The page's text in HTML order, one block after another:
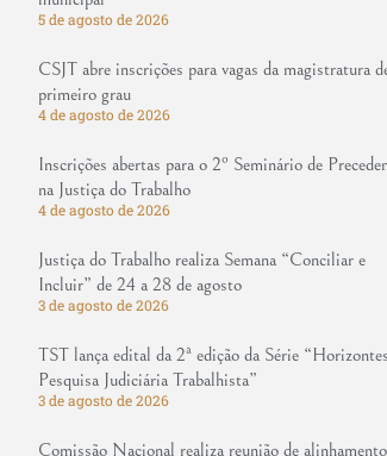
5 de agosto de 2026
CSJT abre inscrições para vagas da magistratura
primeiro grau
4 de agosto de 2026
Inscrições abertas para o 2º Seminário de
na Justiça do Trabalho
4 de agosto de 2026
Justiça do Trabalho realiza Semana “Conciliar e
Incluir” de 24 a 28 de agosto
3 de agosto de 2026
TST lança edital da 2ª edição da Série
Pesquisa Judiciária Trabalhista”
3 de agosto de 2026
Comissão Nacional realiza reunião de alinhamento